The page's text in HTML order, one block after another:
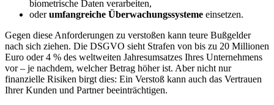
biometrische Daten verarbeiten,
oderumfangreiche Überwachungssysteme einsetzen.
Gegen diese Anforderungen zu verstoßen kann teure Bußgelder
nach sich ziehen. Die DSGVO sieht Strafen von bis zu 20 Millionen
Euro oder 4 % des weltweiten Jahresumsatzes Ihres Unternehmens
vor – je nachdem, welcher Betrag höher ist. Aber nicht nur
finanzielle Risiken birgt dies: Ein Verstoß kann auch das Vertrauen
Ihrer Kunden und Partner beeinträchtigen.